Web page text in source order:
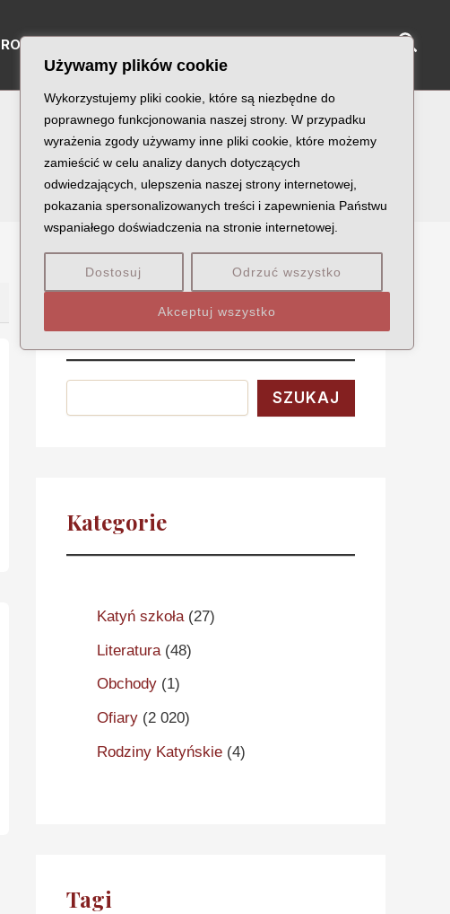
Używamy plików cookie
Wykorzystujemy pliki cookie, które są niezbędne do
poprawnego funkcjonowania naszej strony. W przypadku
wyrażenia zgody używamy inne pliki cookie, które możemy
zamieścić w celu analizy danych dotyczących
odwiedzających, ulepszenia naszej strony internetowej,
pokazania spersonalizowanych treści i zapewnienia Państwu
wspaniałego doświadczenia na stronie internetowej.
Dostosuj Odrzuć wszystko
Akceptuj wszystko
RODZINY KATYŃSKIE
Wyszukaj
Szukaj
SZUKAJ
Kategorie
Katyń szkoła (27)
Literatura (48)
Obchody (1)
Ofiary (2 020)
Rodziny Katyńskie (4)
Tagi